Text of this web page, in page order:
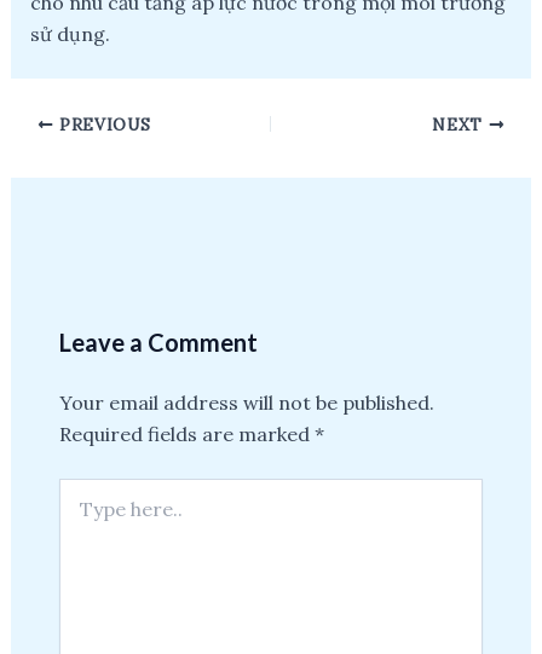
sử dụng.
Post PREVIOUS NEXT
Leave a Comment
Your email address will not be published.
Required fields are marked *
here..